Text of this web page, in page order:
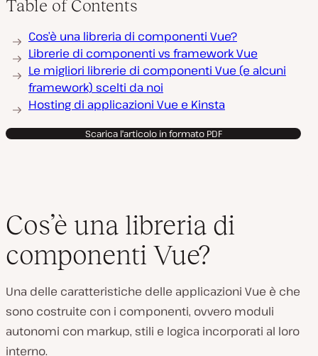
Table of Contents
Cos’è una libreria di componenti Vue?
Librerie di componenti vs framework Vue
Le migliori librerie di componenti Vue (e alcuni
framework) scelti da noi
Hosting di applicazioni Vue e Kinsta
Scarica l'articolo in formato PDF
Cos’è una libreria di
componenti Vue?
Una delle caratteristiche delle applicazioni Vue è che
sono costruite con i componenti, ovvero moduli
autonomi con markup, stili e logica incorporati al loro
interno.